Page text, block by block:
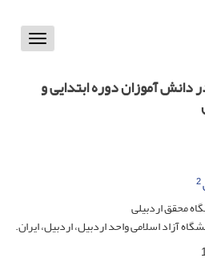
Toggle
آموزان دوره ابتدایی و
2
محقق اردبیلی
آزاد اسلامی واحد اردبیل، اردبیل، ایران.